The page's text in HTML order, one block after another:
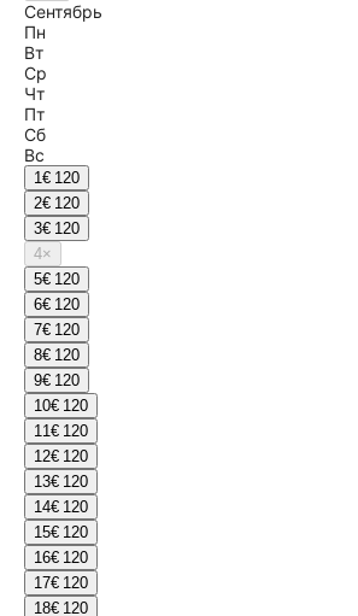
Сентябрь
Пн
Вт
Ср
Чт
Пт
Сб
Вс
1€ 120
2€ 120
3€ 120
4×
5€ 120
6€ 120
7€ 120
8€ 120
9€ 120
10€ 120
11€ 120
12€ 120
13€ 120
14€ 120
15€ 120
16€ 120
17€ 120
18€ 120